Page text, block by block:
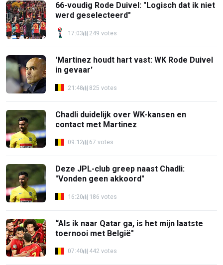
66-voudig Rode Duivel: "Logisch dat ik niet
werd geselecteerd"
17:03 249 votes
'Martinez houdt hart vast: WK Rode Duivel
in gevaar'
21:48 825 votes
Chadli duidelijk over WK-kansen en
contact met Martinez
09:12 67 votes
Deze JPL-club greep naast Chadli:
"Vonden geen akkoord"
16:20 186 votes
“Als ik naar Qatar ga, is het mijn laatste
toernooi met België"
07:40 442 votes